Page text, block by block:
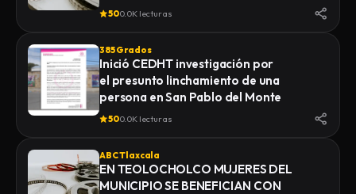
MONTE
500.0K lecturas
385 Grados
Inició CEDHT investigación por
el presunto linchamiento de una
500.0K lecturas
ABC Tlaxcala
EN TEOLOCHOLCO MUJERES DEL
MUNICIPIO SE BENEFICIAN CON